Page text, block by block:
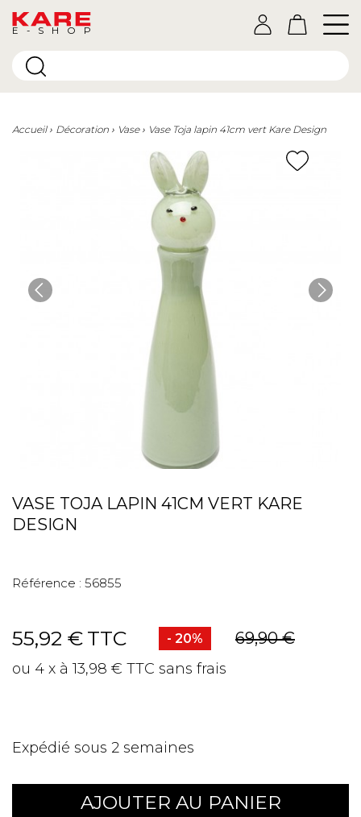
E-SHOP
Accueil Décoration Vase Vase Toja lapin 41cm vert Kare Design
VASE TOJA LAPIN 41CM VERT KARE
DESIGN
Référence : 56855
55,92 € TTC - 20% 69,90 €
ou 4 x à 13,98 € TTC sans frais
Expédié sous 2 semaines
AJOUTER AU PANIER